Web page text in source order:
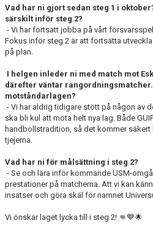
Vad har ni gjort sedan steg 1 i
särskilt inför steg 2?
- Vi har fortsatt jobba på vårt
Fokus inför steg 2 är att fortsätta
på plan.
I helgen inleder ni med match mot
därefter väntar
motståndarlagen?
- Vi har aldrig tidigare stött på någon av
ska bli kul att möta helt nya lag. Både
handbollstradition, så det kommer
tjejerna.
Vad har ni för målsättning i steg 2?
- Se och lära inför kommande USM-
prestationer på matcherna. Att vi kan
insatser och göra skäl för namnet
Vi önskar laget lycka till i steg 2! 👊💙🌟